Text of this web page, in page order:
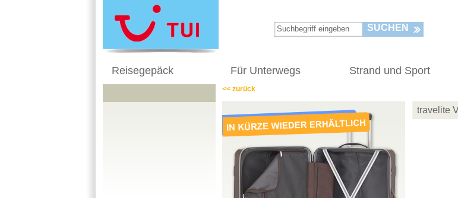
SUCHEN
Reisegepäck Für Unterwegs Strand und Sport
<< zurück
travelite